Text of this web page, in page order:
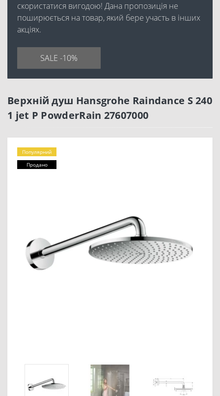
скористатися вигодою! Дана пропозиція не
поширюється на товар, який бере участь в інших
акціях.
SALE -10%
Верхній душ Hansgrohe Raindance S 240
1 jet P PowderRain 27607000
Популярний
Продано